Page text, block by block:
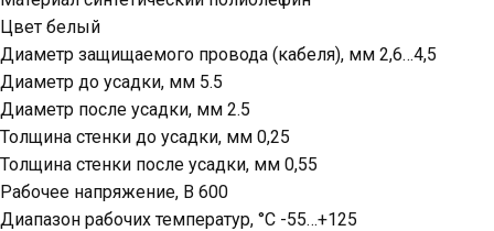
Цвет белый
Диаметр защищаемого провода (кабеля), мм 2,6…4,5
Диаметр до усадки, мм 5.5
Диаметр после усадки, мм 2.5
Толщина стенки до усадки, мм 0,25
Толщина стенки после усадки, мм 0,55
Рабочее напряжение, В 600
Диапазон рабочих температур, °C -55…+125